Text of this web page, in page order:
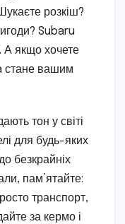
розкіш?
Subaru
А якщо хочете
стане вашим
тон у світі
для будь-яких
безкрайніх
пам’ятайте:
транспорт,
за кермо і